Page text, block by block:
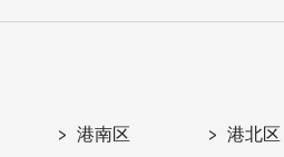
港南区 港北区